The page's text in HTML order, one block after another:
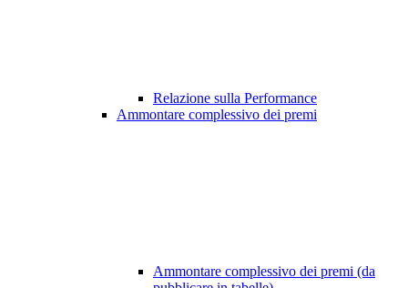
Relazione sulla Performance
Ammontare complessivo dei premi
Ammontare complessivo dei premi (da